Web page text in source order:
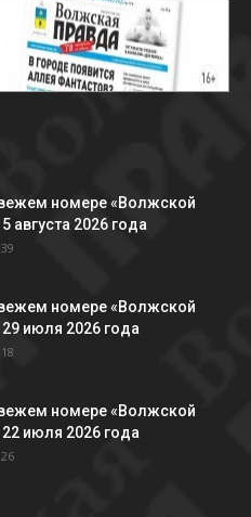
номере «Волжской
августа 2026 года
номере «Волжской
июля 2026 года
номере «Волжской
июля 2026 года